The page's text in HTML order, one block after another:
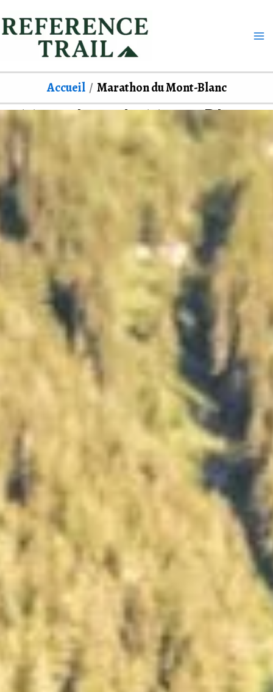
au
Accueil Marathon du Mont-Blanc
Marathon du Mont-Blanc